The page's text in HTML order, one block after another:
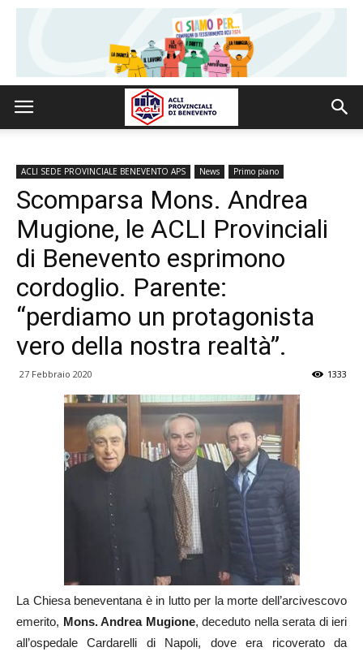
ACLI SEDE PROVINCIALE BENEVENTO APS News Primo piano
Scomparsa Mons. Andrea
Mugione, le ACLI Provinciali
di Benevento esprimono
cordoglio. Parente:
“perdiamo un protagonista
vero della nostra realtà”.
27 Febbraio 2020 1333
La Chiesa beneventana è in lutto per la morte dell’arcivescovo
emerito, Mons. Andrea Mugione, deceduto nella serata di ieri
all’ospedale Cardarelli di Napoli, dove era ricoverato da